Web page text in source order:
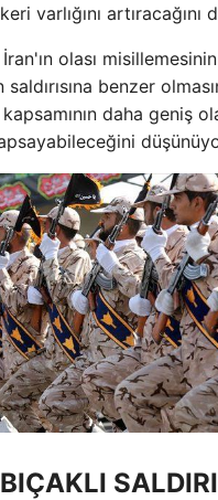
varlığını artıracağını
olası
benzer
kapsamının daha geniş
SALDIRI